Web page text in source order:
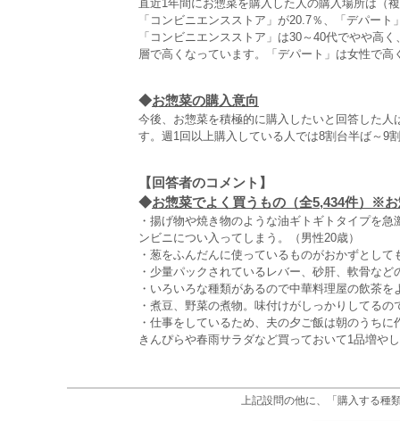
直近1年間にお惣菜を購入した人の購入場所は（
「コンビニエンスストア」が20.7％、「デパート
「コンビニエンスストア」は30～40代でやや高
層で高くなっています。「デパート」は女性で
◆お惣菜の購入意向
今後、お惣菜を積極的に購入したいと回答した
す。週1回以上購入している人では8割台半ば～9
【回答者のコメント】
◆お惣菜でよく買うもの（全5,434件）※
・揚げ物や焼き物のような油ギトギトタイプを
ンビニについ入ってしまう。（男性20歳）
・葱をふんだんに使っているものがおかずとし
・少量パックされているレバー、砂肝、軟骨な
・いろいろな種類があるので中華料理屋の飲茶
・煮豆、野菜の煮物。味付けがしっかりしてる
・仕事をしているため、夫の夕ご飯は朝のうち
きんぴらや春雨サラダなど買っておいて1品増や
上記設問の他に、「購入する種